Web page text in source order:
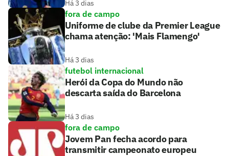
Há 3 dias
fora de campo
Uniforme de clube da Premier League
chama atenção: 'Mais Flamengo'
Há 3 dias
futebol internacional
Herói da Copa do Mundo não
descarta saída do Barcelona
Há 3 dias
fora de campo
Jovem Pan fecha acordo para
transmitir campeonato europeu